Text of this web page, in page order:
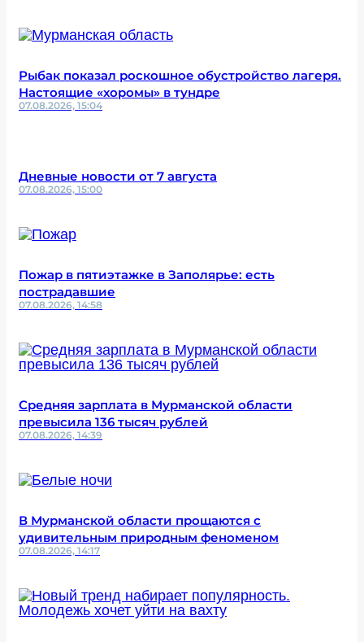
Рыбак показал роскошное обустройство лагеря.
Настоящие «хоромы» в тундре
07.08.2026, 15:04
Дневные новости от 7 августа
07.08.2026, 15:00
Пожар в пятиэтажке в Заполярье: есть
пострадавшие
07.08.2026, 14:58
Средняя зарплата в Мурманской области
превысила 136 тысяч рублей
07.08.2026, 14:39
В Мурманской области прощаются с
удивительным природным феноменом
07.08.2026, 14:17